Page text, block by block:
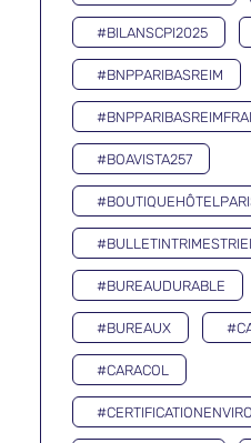
#BILANSCPI2025
#BNPPARIBASREIM
#BOAVISTA257
#BUREAUDURABLE
#BUREAUX
#CARACOL